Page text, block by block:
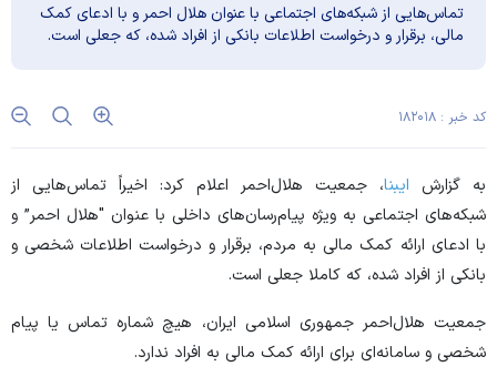
تماس‌هایی از شبکه‌های اجتماعی با عنوان هلال احمر و با ادعای کمک
مالی، برقرار و درخواست اطلاعات بانکی از افراد شده، که جعلی است.
کد خبر : ۱۸۲۰۱۸
به گزارش ایبنا، جمعیت هلال‌احمر اعلام کرد: اخیراً تماس‌هایی از
شبکه‌های اجتماعی به ویژه پیام‌رسان‌های داخلی با عنوان "هلال احمر” و
با ادعای ارائه کمک مالی به مردم، برقرار و درخواست اطلاعات شخصی و
بانکی از افراد شده، که کاملا جعلی است.
جمعیت هلال‌احمر جمهوری اسلامی ایران، هیچ شماره تماس یا پیام
شخصی و سامانه‌ای برای ارائه کمک مالی به افراد ندارد.